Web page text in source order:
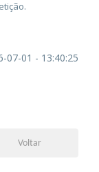
07-01 - 13:40:25
Voltar